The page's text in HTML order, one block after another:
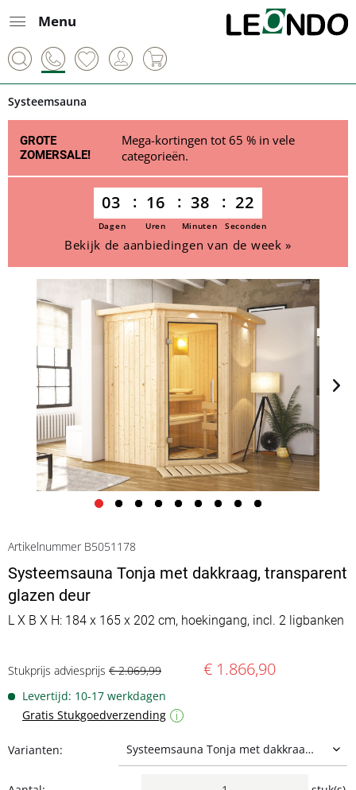
Menu
Systeemsauna
GROTE
ZOMERSALE!
Mega-kortingen tot 65 % in vele
categorieën.
03 16 38 22
Dagen Uren Minuten Seconden
Bekijk de aanbiedingen van de week »
Artikelnummer B5051178
Systeemsauna Tonja met dakkraag, transparent
glazen deur
L X B X H: 184 x 165 x 202 cm, hoekingang, incl. 2 ligbanken
Stukprijs adviesprijs € 2.069,99 € 1.866,90
Levertijd: 10-17 werkdagen
Gratis Stukgoedverzending
i
Varianten: